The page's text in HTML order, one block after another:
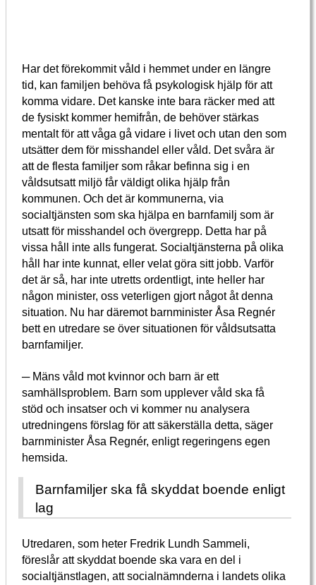
Har det förekommit våld i hemmet under en längre
tid, kan familjen behöva få psykologisk hjälp för att
komma vidare. Det kanske inte bara räcker med att
de fysiskt kommer hemifrån, de behöver stärkas
mentalt för att våga gå vidare i livet och utan den som
utsätter dem för misshandel eller våld. Det svåra är
att de flesta familjer som råkar befinna sig i en
våldsutsatt miljö får väldigt olika hjälp från
kommunen. Och det är kommunerna, via
socialtjänsten som ska hjälpa en barnfamilj som är
utsatt för misshandel och övergrepp. Detta har på
vissa håll inte alls fungerat. Socialtjänsterna på olika
håll har inte kunnat, eller velat göra sitt jobb. Varför
det är så, har inte utretts ordentligt, inte heller har
någon minister, oss veterligen gjort något åt denna
situation. Nu har däremot barnminister Åsa Regnér
bett en utredare se över situationen för våldsutsatta
barnfamiljer.
─ Mäns våld mot kvinnor och barn är ett
samhällsproblem. Barn som upplever våld ska få
stöd och insatser och vi kommer nu analysera
utredningens förslag för att säkerställa detta, säger
barnminister Åsa Regnér, enligt regeringens egen
hemsida.
Barnfamiljer ska få skyddat boende enligt
lag
Utredaren, som heter Fredrik Lundh Sammeli,
föreslår att skyddat boende ska vara en del i
socialtjänstlagen, att socialnämnderna i landets olika